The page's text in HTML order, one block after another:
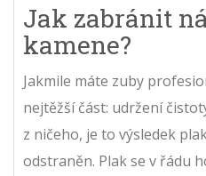
Jak zabránit
kamene?
Jakmile máte zuby
nejtěžší část: udržení
z ničeho, je to výsledek
odstraněn. Plak se v řádu